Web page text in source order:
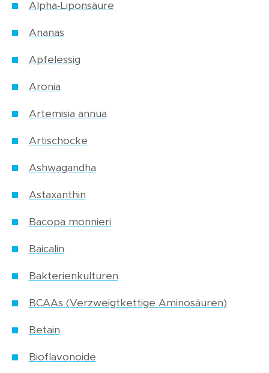
Alpha-Liponsäure
Ananas
Apfelessig
Aronia
Artemisia annua
Artischocke
Ashwagandha
Astaxanthin
Bacopa monnieri
Baicalin
Bakterienkulturen
BCAAs (Verzweigtkettige Aminosäuren)
Betain
Bioflavonoide